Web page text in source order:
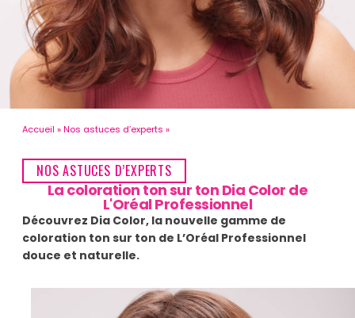
Accueil Nos astuces d’experts
NOS ASTUCES D’EXPERTS
La coloration ton sur ton Dia Color de
L'Oréal Professionnel
Découvrez Dia Color, la nouvelle gamme de
coloration ton sur ton de L’Oréal Professionnel
douce et naturelle.